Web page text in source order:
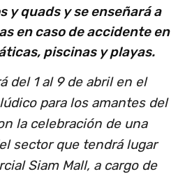
y quads y se enseñará a
en caso de accidente en
piscinas y playas.
del 1 al 9 de abril en el
para los amantes del
la celebración de una
sector que tendrá lugar
Siam Mall, a cargo de